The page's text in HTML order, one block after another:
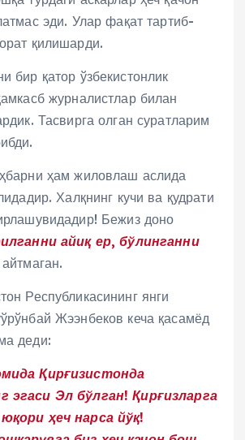
эди. Улар фақат тартиб-
қилишарди.
бир қатор ўзбекистонлик
журналистлар билан
Тасвирга олган суратларим
ҳам жиловлаш аслида
Халқнинг кучи ва қудрати
Бежиз доно
айиқ ер, бўлинганни
Республикасининг янги
Жээнбеков кеча қасамёд
деди:
Қирғизистонда
эгаси Эл бўлган! Қирғизларга
ҳеч нарса йўқ!